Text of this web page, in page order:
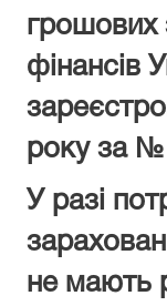
грошових
фінансів
року за №
У разі
не мають